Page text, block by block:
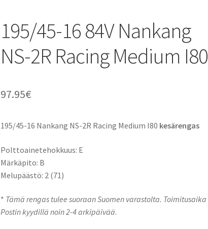
195/45-16 84V Nankang
NS-2R Racing Medium I80
97.95€
195/45-16 Nankang NS-2R Racing Medium I80 kesärengas
Polttoainetehokkuus: E
Märkäpito: B
Melupäästö: 2 (71)
* Tämä rengas tulee suoraan Suomen varastolta. Toimitusaika
Postin kyydillä noin 2-4 arkipäivää.